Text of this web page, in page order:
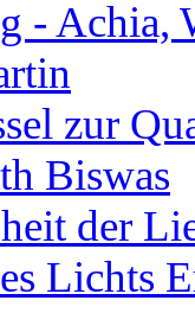
- Achia,
zur
Biswas
der
Lichts